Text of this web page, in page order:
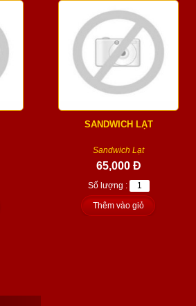
SANDWICH LẠT
Sandwich Lạt
65,000 Đ
Số lượng :
Thêm vào giỏ